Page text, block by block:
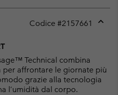
Codice #2157661
Technical combina
affrontare le giornate più
grazie alla tecnologia
l’umidità dal corpo.